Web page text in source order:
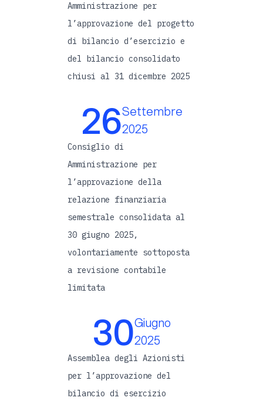
Amministrazione per
l’approvazione del progetto
di bilancio d’esercizio e
del bilancio consolidato
chiusi al 31 dicembre 2025
26Settembre
2025
Consiglio di
Amministrazione per
l’approvazione della
relazione finanziaria
semestrale consolidata al
30 giugno 2025,
volontariamente sottoposta
a revisione contabile
limitata
30Giugno
2025
Assemblea degli Azionisti
per l’approvazione del
bilancio di esercizio